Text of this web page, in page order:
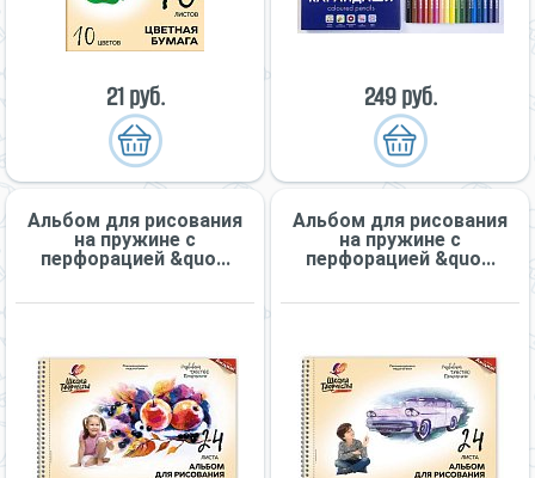
21 руб. 249 руб.
Альбом для рисования
на пружине с
перфорацией &quo...
Альбом для рисования
на пружине с
перфорацией &quo...